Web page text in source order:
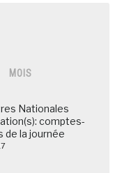
MOIS
Nationales
comptes-
de la journée